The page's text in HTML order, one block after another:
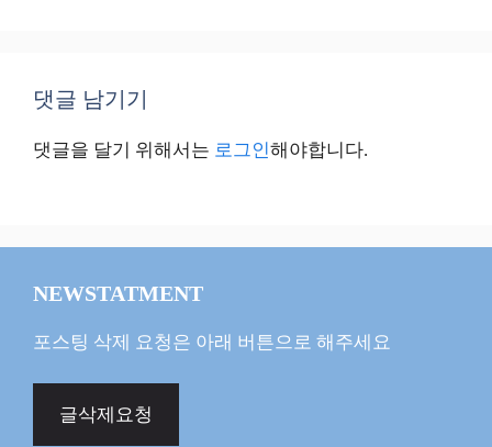
댓글 남기기
댓글을 달기 위해서는 로그인해야합니다.
NEWSTATMENT
포스팅 삭제 요청은 아래 버튼으로 해주세요
글삭제요청